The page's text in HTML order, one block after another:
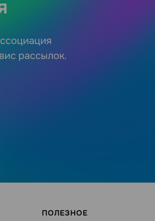
рассылок.
ПОЛЕЗНОЕ